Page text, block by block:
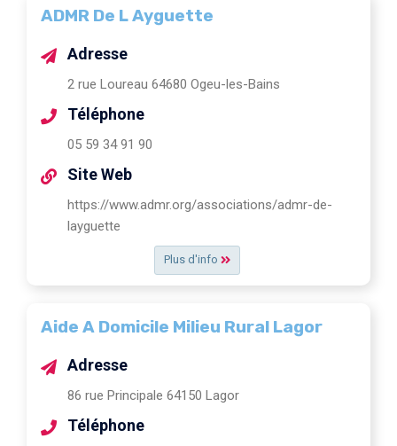
ADMR De L Ayguette
Plus d'info
Adresse
2 rue Loureau 64680 Ogeu-les-Bains
Téléphone
05 59 34 91 90
Site Web
https://www.admr.org/associations/admr-de-
layguette
Aide A Domicile Milieu Rural Lagor
Adresse
86 rue Principale 64150 Lagor
Téléphone